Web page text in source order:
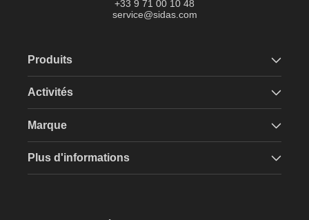
+33 9 71 00 10 48
service@sidas.com
Produits
Activités
Marque
Plus d'informations